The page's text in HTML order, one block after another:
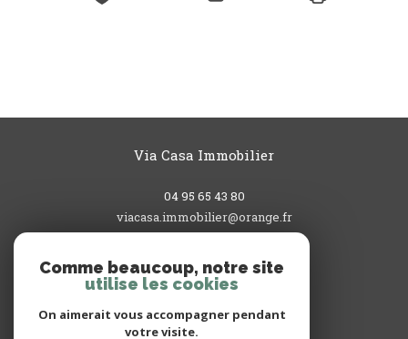
Via Casa Immobilier
04 95 65 43 80
viacasa.immobilier@orange.fr
3, rue du Commandant L'Herminier
bastia
Comme beaucoup, notre site
utilise les cookies
On aimerait vous accompagner pendant
votre visite.